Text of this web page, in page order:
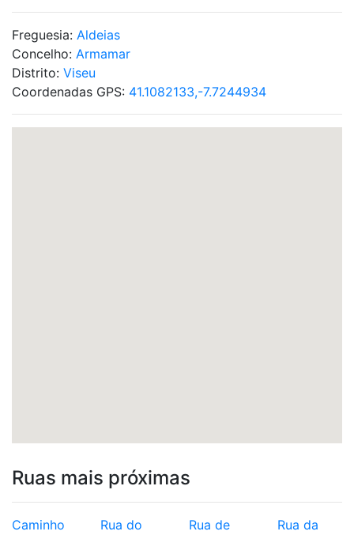
Freguesia: Aldeias
Concelho: Armamar
Distrito: Viseu
Coordenadas GPS: 41.1082133,-7.7244934
Ruas mais próximas
Caminho
Rua do
Rua de
Rua da